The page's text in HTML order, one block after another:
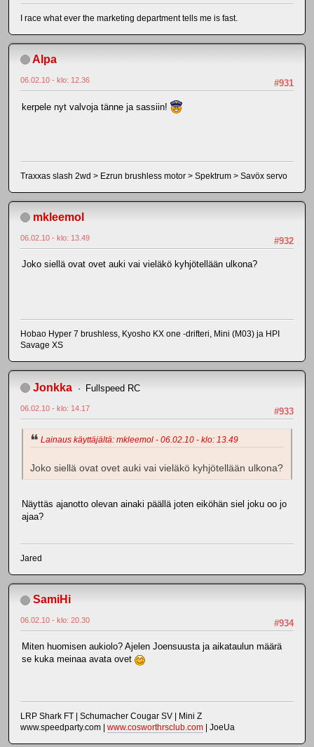
I race what ever the marketing department tells me is fast.
Alpa
#931
06.02.10 - klo: 12.36
kerpele nyt valvoja tänne ja sassiin!
Traxxas slash 2wd > Ezrun brushless motor > Spektrum > Savöx servo
mkleemol
#932
06.02.10 - klo: 13.49
Joko siellä ovat ovet auki vai vieläkö kyhjötellään ulkona?
Hobao Hyper 7 brushless, Kyosho KX one -drifteri, Mini (M03) ja HPI
Savage XS
Jonkka Fullspeed RC
#933
06.02.10 - klo: 14.17
Lainaus käyttäjältä: mkleemol - 06.02.10 - klo: 13.49
Joko siellä ovat ovet auki vai vieläkö kyhjötellään ulkona?
Näyttäs ajanotto olevan ainaki päällä joten eiköhän siel joku oo jo
ajaa?
Jared
SamiHi
#934
06.02.10 - klo: 20.30
Miten huomisen aukiolo? Ajelen Joensuusta ja aikataulun määrä
se kuka meinaa avata ovet
LRP Shark FT | Schumacher Cougar SV | Mini Z
www.speedparty.com | www.cosworthrsclub.com | JoeUa